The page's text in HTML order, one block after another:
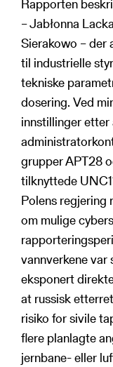
Rapporten
– Jabłonna
Sierakowo – der
til industrielle
tekniske
dosering. Ved
innstillinger
grupper APT28
tilknyttede
Polens
om mulige
vannverkene var
eksponert
at russisk
risiko for sivile
flere planlagte
jernbane- eller